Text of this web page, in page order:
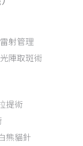
射管理
陣取斑術
提術
熊貓針